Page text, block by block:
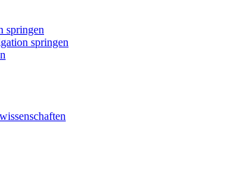
springen
springen